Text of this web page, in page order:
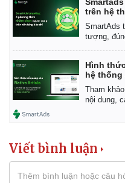
trên hệ
SmartAds
tượng,
Hình
hệ thống
Tham
nội dung,
Viết bình luận